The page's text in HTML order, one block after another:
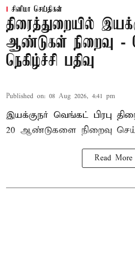
சினிமா செய்திகள்
திரைத்துறையில்
ஆண்டுகள் நிறைவு -
நெகிழ்ச்சி பதிவு
Published on: 08 Aug 2026, 4:41 pm
இயக்குநர் வெங்கட் பிரபு
20 ஆண்டுகளை நிறைவு
Read More